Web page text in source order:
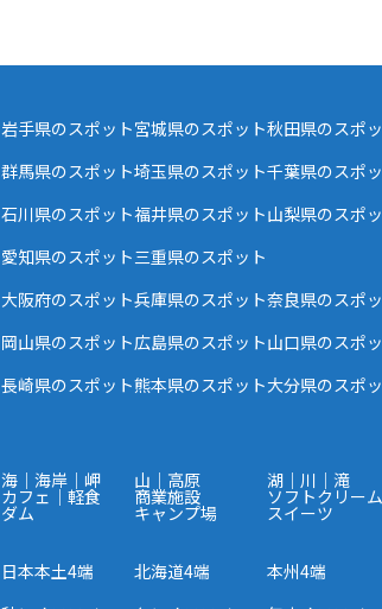
岩手県のスポット宮城県のスポット秋田県のスポ
群馬県のスポット埼玉県のスポット千葉県のスポ
石川県のスポット福井県のスポット山梨県のスポ
愛知県のスポット三重県のスポット
大阪府のスポット兵庫県のスポット奈良県のスポ
岡山県のスポット広島県のスポット山口県のスポ
長崎県のスポット熊本県のスポット大分県のスポ
海｜海岸｜岬 山｜高原 湖｜川｜滝
カフェ｜軽食 商業施設 ソフトクリーム
ダム キャンプ場 スイーツ
日本本土4端 北海道4端 本州4端